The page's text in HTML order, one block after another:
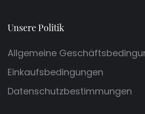
Unsere Politik
Allgemeine
Einkaufsbedingungen
Datenschutzbestimmungen